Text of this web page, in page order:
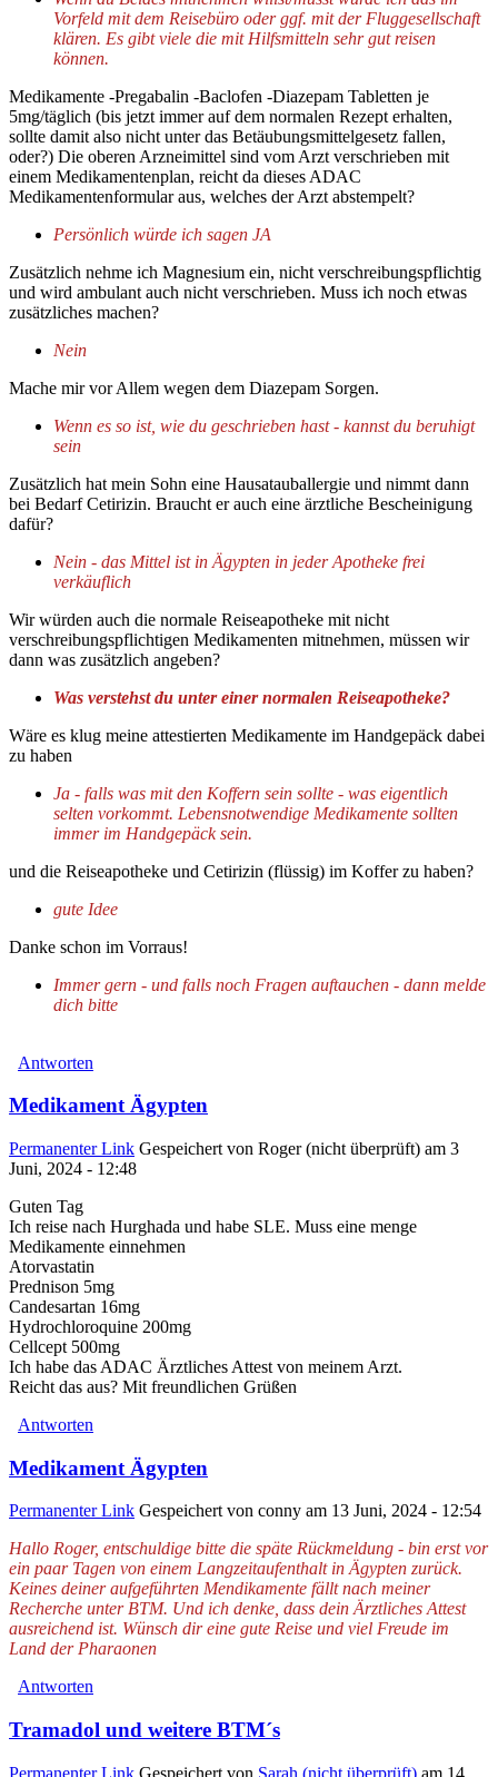
Vorfeld mit dem Reisebüro oder ggf. mit der Fluggesellschaft
klären. Es gibt viele die mit Hilfsmitteln sehr gut reisen
können.
Medikamente -Pregabalin -Baclofen -Diazepam Tabletten je
5mg/täglich (bis jetzt immer auf dem normalen Rezept erhalten,
sollte damit also nicht unter das Betäubungsmittelgesetz fallen,
oder?) Die oberen Arzneimittel sind vom Arzt verschrieben mit
einem Medikamentenplan, reicht da dieses ADAC
Medikamentenformular aus, welches der Arzt abstempelt?
Persönlich würde ich sagen JA
Zusätzlich nehme ich Magnesium ein, nicht verschreibungspflichtig
und wird ambulant auch nicht verschrieben. Muss ich noch etwas
zusätzliches machen?
Nein
Mache mir vor Allem wegen dem Diazepam Sorgen.
Wenn es so ist, wie du geschrieben hast - kannst du beruhigt
sein
Zusätzlich hat mein Sohn eine Hausatauballergie und nimmt dann
bei Bedarf Cetirizin. Braucht er auch eine ärztliche Bescheinigung
dafür?
Nein - das Mittel ist in Ägypten in jeder Apotheke frei
verkäuflich
Wir würden auch die normale Reiseapotheke mit nicht
verschreibungspflichtigen Medikamenten mitnehmen, müssen wir
dann was zusätzlich angeben?
Was verstehst du unter einer normalen Reiseapotheke?
Wäre es klug meine attestierten Medikamente im Handgepäck dabei
zu haben
Ja - falls was mit den Koffern sein sollte - was eigentlich
selten vorkommt. Lebensnotwendige Medikamente sollten
immer im Handgepäck sein.
und die Reiseapotheke und Cetirizin (flüssig) im Koffer zu haben?
gute Idee
Danke schon im Vorraus!
Immer gern - und falls noch Fragen auftauchen - dann melde
dich bitte
Antworten
Medikament Ägypten
Permanenter Link Gespeichert von Roger (nicht überprüft) am 3
Juni, 2024 - 12:48
Guten Tag
Ich reise nach Hurghada und habe SLE. Muss eine menge
Medikamente einnehmen
Atorvastatin
Prednison 5mg
Candesartan 16mg
Hydrochloroquine 200mg
Cellcept 500mg
Ich habe das ADAC Ärztliches Attest von meinem Arzt.
Reicht das aus? Mit freundlichen Grüßen
Antworten
Medikament Ägypten
Permanenter Link Gespeichert von conny am 13 Juni, 2024 - 12:54
Hallo Roger, entschuldige bitte die späte Rückmeldung - bin erst vor
ein paar Tagen von einem Langzeitaufenthalt in Ägypten zurück.
Keines deiner aufgeführten Mendikamente fällt nach meiner
Recherche unter BTM. Und ich denke, dass dein Ärztliches Attest
ausreichend ist. Wünsch dir eine gute Reise und viel Freude im
Land der Pharaonen
Antworten
Tramadol und weitere BTM´s
Permanenter Link Gespeichert von Sarah (nicht überprüft) am 14